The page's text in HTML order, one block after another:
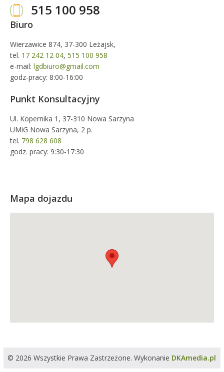
515 100 958
Biuro
Wierzawice 874, 37-300 Leżajsk,
tel. 17 242 12 04, 515 100 958
e-mail: lgdbiuro@gmail.com
godz-pracy: 8:00-16:00
Punkt Konsultacyjny
Ul. Kopernika 1, 37-310 Nowa Sarzyna
UMiG Nowa Sarzyna, 2 p.
tel. 798 628 608
godz. pracy: 9:30-17:30
Mapa dojazdu
© 2026 Wszystkie Prawa Zastrzeżone. Wykonanie DKAmedia.pl